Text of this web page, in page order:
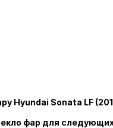
Hyundai Sonata LF
фар для